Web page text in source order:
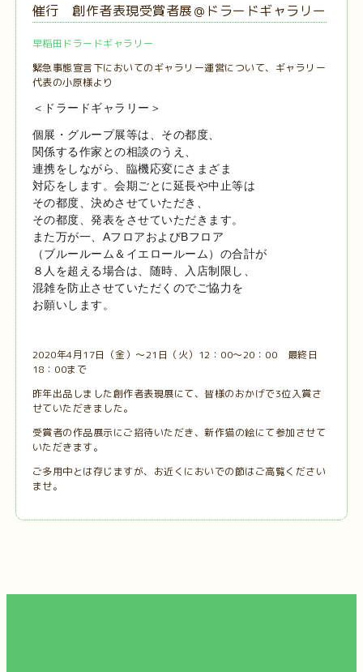
催行 創作者表現受賞者展＠ドラードギャラリー
早稲田ドラードギャラリー
緊急事態宣言下においてのギャラリー運営について、ギャラリー
代表の小原様より
＜ドラードギャラリー＞
個展・グループ展等は、その都度、
関係する作家との相談のうえ、
連携をしながら、臨機応変にさまざま
対応をします。会期ごとに延長や中止等は
その都度、決めさせていただき、
その都度、発表をさせていただきます。
また万が一、AフロアおよびBフロア
（ブルールーム＆イエロールーム）の合計が
８人を超える場合は、随時、入店制限し、
混雑を防止させていただくのでご協力を
お願いします。
2020年4月17日（金）～21日（火）12：00～20：00 最終日
18：00まで
昨年出品しました創作者表現展にて、皆様のおかげで3位入賞さ
せていただきました。
受賞者の作品展示にご招待いただき、新作猫の絵にて参加させて
いただきます。
ご多用中とは存じますが、お近くにおいでの節はご高覧ください
ませ。